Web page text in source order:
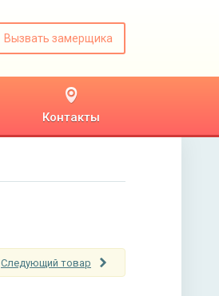
Вызвать замерщика
Контакты
Следующий товар